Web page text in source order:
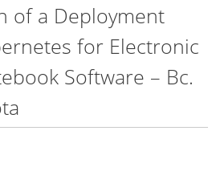
of a Deployment
for Electronic
Software – Bc.